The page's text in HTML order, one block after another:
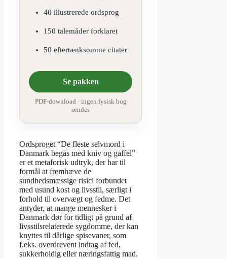
40 illustrerede ordsprog
150 talemåder forklaret
50 eftertænksomme citater
Se pakken
PDF-download · ingen fysisk bog
sendes
Ordsproget “De fleste selvmord i
Danmark begås med kniv og gaffel”
er et metaforisk udtryk, der har til
formål at fremhæve de
sundhedsmæssige risici forbundet
med usund kost og livsstil, særligt i
forhold til overvægt og fedme. Det
antyder, at mange mennesker i
Danmark dør for tidligt på grund af
livsstilsrelaterede sygdomme, der kan
knyttes til dårlige spisevaner, som
f.eks. overdrevent indtag af fed,
sukkerholdig eller næringsfattig mad.